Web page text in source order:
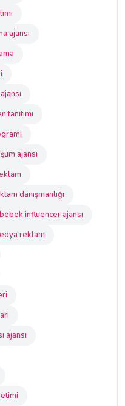
ajansı
ajansı
danışmanlığı
influencer ajansı
reklam
ajansı